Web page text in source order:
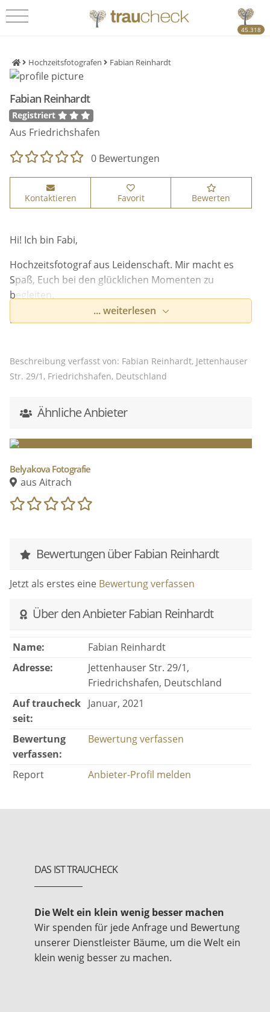
45.318
Hochzeitsfotografen Fabian Reinhardt
Fabian Reinhardt
Registriert
Aus Friedrichshafen
0 Bewertungen
Kontaktieren Favorit Bewerten
Hi! Ich bin Fabi,
Hochzeitsfotograf aus Leidenschaft. Mir macht es
Spaß, Euch bei den glücklichen Momenten zu
begleiten.
Ich lasse mich schnell von Eurer Freude begeistern!
Mir ist es wichtig, eine sehr gute Atmosphäre
wichtig, Euch davor kennenzulernen. Schreibt oder
ruft mich dazu gerne an.
Ich freue mich schon auf Euch!
... weiterlesen
Beschreibung verfasst von: Fabian Reinhardt, Jettenhauser
Str. 29/1, Friedrichshafen, Deutschland
Ähnliche Anbieter
Belyakova Fotografie
aus Aitrach
Bewertungen über Fabian Reinhardt
Jetzt als erstes eine Bewertung verfassen
Über den Anbieter Fabian Reinhardt
Name:
Fabian Reinhardt
Adresse:
Jettenhauser Str. 29/1,
Friedrichshafen, Deutschland
Auf traucheck
seit:
Januar, 2021
Bewertung
verfassen:
Bewertung verfassen
Report Anbieter-Profil melden
DAS IST TRAUCHECK
Die Welt ein klein wenig besser machen
Wir spenden für jede Anfrage und Bewertung
unserer Dienstleister Bäume, um die Welt ein
klein wenig besser zu machen.